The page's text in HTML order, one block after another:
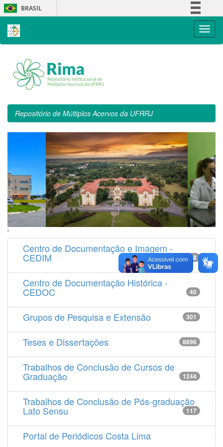
Skip
navigation
BRASIL
Repositório de Múltiplos Acervos da UFRRJ
'
Centro de Documentação e Imagem -
CEDIM 14538
Centro de Documentação Histórica -
CEDOC 40
Grupos de Pesquisa e Extensão 301
Teses e Dissertações 8896
Trabalhos de Conclusão de Cursos de
Graduação 1244
Trabalhos de Conclusão de Pós-graduação
Lato Sensu 117
Portal de Periódicos Costa Lima